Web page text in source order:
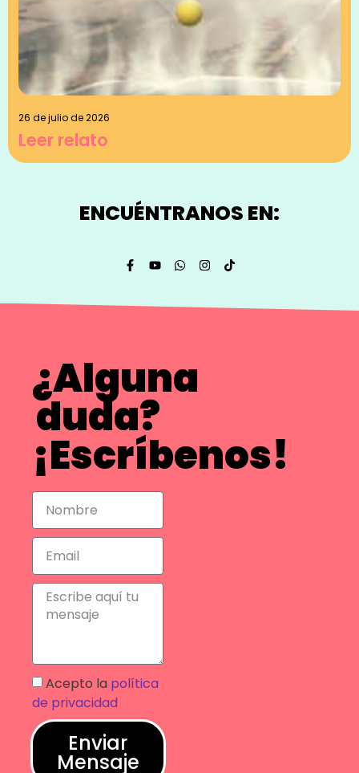
26 de julio de 2026
Leer relato
ENCUÉNTRANOS EN:
¿Alguna
duda?
¡Escríbenos!
Acepto la política
de privacidad
Enviar
Mensaje